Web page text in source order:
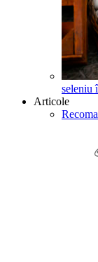
seleniu
Articole